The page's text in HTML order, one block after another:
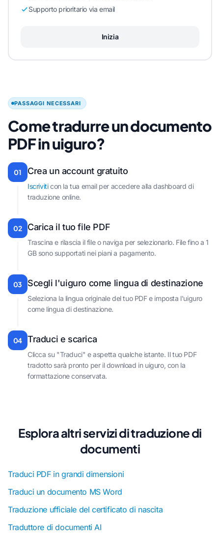
Supporto prioritario via email
Inizia
PASSAGGI NECESSARI
Come tradurre un documento
PDF in uiguro?
01 Crea un account gratuito
Iscriviticon la tua email per accedere alla dashboard di
traduzione online.
02 Carica il tuo file PDF
Trascina e rilascia il file o naviga per selezionarlo. File fino a 1
GB sono supportati nei piani a pagamento.
03 Scegli l'uiguro come lingua di destinazione
Seleziona la lingua originale del tuo PDF e imposta l'uiguro
come lingua di destinazione.
04 Traduci e scarica
Clicca su "Traduci" e aspetta qualche istante. Il tuo PDF
tradotto sarà pronto per il download in uiguro, con la
formattazione conservata.
Esplora altri servizi di traduzione di
documenti
Traduci PDF in grandi dimensioni
Traduci un documento MS Word
Traduzione ufficiale del certificato di nascita
Traduttore di documenti AI